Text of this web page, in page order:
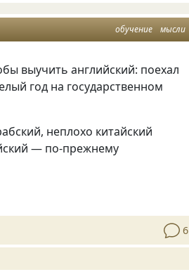
обучение мысли
выучить английский: поехал
год на государственном
неплохо китайский
— по-прежнему
6